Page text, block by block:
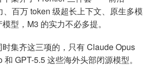
百万 token 级超长上下文、原生多模
型，M3 的实力不必多提。
集齐这三项的，只有 Claude Opus
GPT-5.5 这些海外头部闭源模型。